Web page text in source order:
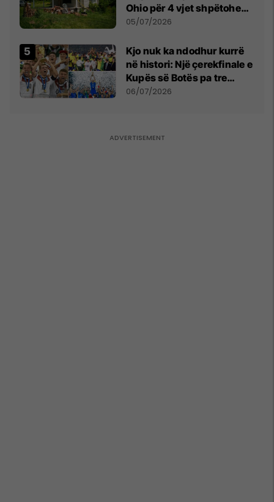
Ohio për 4 vjet shpëtohen -
tani ata i pret një sfidë e
05/07/2026
Kjo nuk ka ndodhur kurrë
në histori: Një çerekfinale e
Kupës së Botës pa tre
vendet legjendare të
06/07/2026